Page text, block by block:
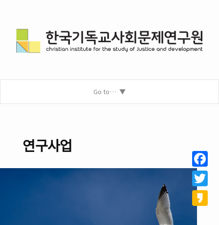
Go to…
연구사업
Twitter